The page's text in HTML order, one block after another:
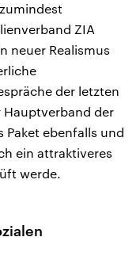
ZIA
neuer Realismus
der letzten
Hauptverband der
Paket ebenfalls und
ein attraktiveres
werde.